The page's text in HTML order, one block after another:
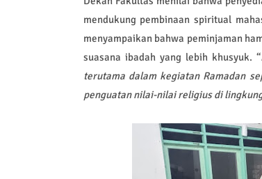
mendukung pembinaan spiritual
menyampaikan bahwa peminjaman
suasana ibadah yang lebih khusyuk. “
terutama dalam kegiatan Ramadan
penguatan nilai-nilai religius di